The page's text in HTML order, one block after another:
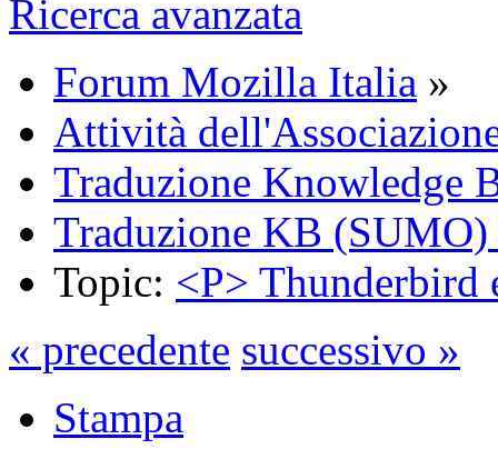
Ricerca avanzata
Forum Mozilla Italia »
Attività
Traduzione Knowledge
Traduzione KB
Topic: <P> Thunderbird
« precedente successivo »
Stampa